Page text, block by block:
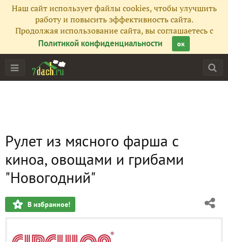
Наш сайт использует файлы cookies, чтобы улучшить
работу и повысить эффективность сайта.
Продолжая использование сайта, вы соглашаетесь с
Политикой конфиденциальности
ок
Рулет из мясного фарша с
киноа, овощами и грибами
"Новогодний"
В избранное!